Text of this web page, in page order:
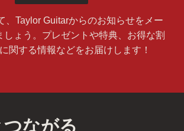
、Taylor Guitarからのお知らせをメー
しょう。プレゼントや特典、お得な割
関する情報などをお届けします！
ながる